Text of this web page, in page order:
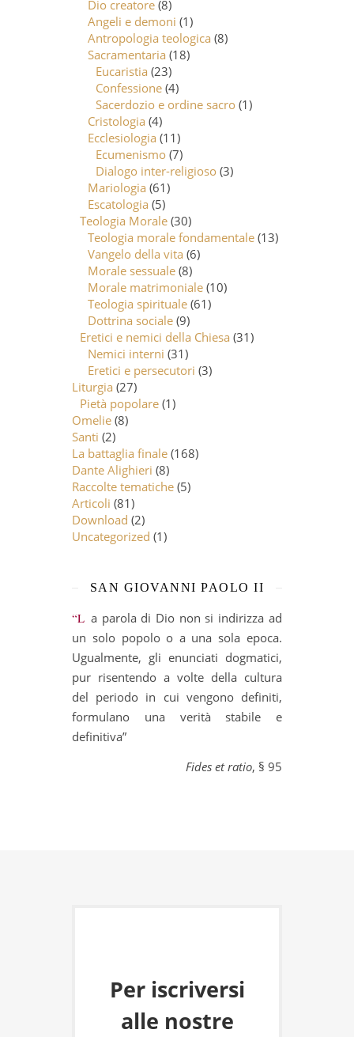
Dio creatore (8)
Angeli e demoni (1)
Antropologia teologica (8)
Sacramentaria (18)
Eucaristia (23)
Confessione (4)
Sacerdozio e ordine sacro (1)
Cristologia (4)
Ecclesiologia (11)
Ecumenismo (7)
Dialogo inter-religioso (3)
Mariologia (61)
Escatologia (5)
Teologia Morale (30)
Teologia morale fondamentale (13)
Vangelo della vita (6)
Morale sessuale (8)
Morale matrimoniale (10)
Teologia spirituale (61)
Dottrina sociale (9)
Eretici e nemici della Chiesa (31)
Nemici interni (31)
Eretici e persecutori (3)
Liturgia (27)
Pietà popolare (1)
Omelie (8)
Santi (2)
La battaglia finale (168)
Dante Alighieri (8)
Raccolte tematiche (5)
Articoli (81)
Download (2)
Uncategorized (1)
SAN GIOVANNI PAOLO II
“La parola di Dio non si indirizza ad
un solo popolo o a una sola epoca.
Ugualmente, gli enunciati dogmatici,
pur risentendo a volte della cultura
del periodo in cui vengono definiti,
formulano una verità stabile e
definitiva”
Fides et ratio, § 95
Per iscriversi
alle nostre